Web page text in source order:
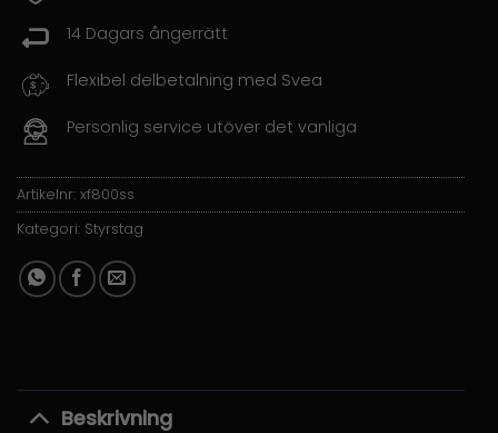
14 Dagars ångerrätt
Flexibel delbetalning med Svea
Personlig service utöver det vanliga
Artikelnr: xf800ss
Kategori: Styrstag
Beskrivning